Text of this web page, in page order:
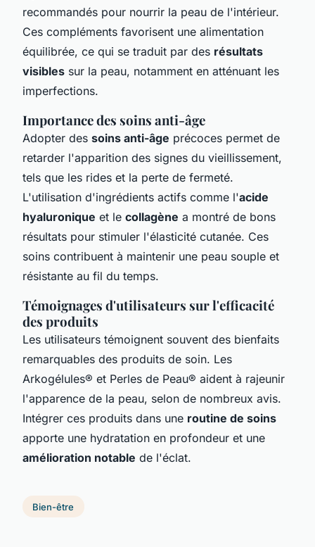
recommandés pour nourrir la peau de l'intérieur.
Ces compléments favorisent une alimentation
équilibrée, ce qui se traduit par des résultats
visibles sur la peau, notamment en atténuant les
imperfections.
Importance des soins anti-âge
Adopter des soins anti-âge précoces permet de
retarder l'apparition des signes du vieillissement,
tels que les rides et la perte de fermeté.
L'utilisation d'ingrédients actifs comme l'acide
hyaluronique et le collagène a montré de bons
résultats pour stimuler l'élasticité cutanée. Ces
soins contribuent à maintenir une peau souple et
résistante au fil du temps.
Témoignages d'utilisateurs sur l'efficacité
des produits
Les utilisateurs témoignent souvent des bienfaits
remarquables des produits de soin. Les
Arkogélules® et Perles de Peau® aident à rajeunir
l'apparence de la peau, selon de nombreux avis.
Intégrer ces produits dans une routine de soins
apporte une hydratation en profondeur et une
amélioration notable de l'éclat.
Bien-être